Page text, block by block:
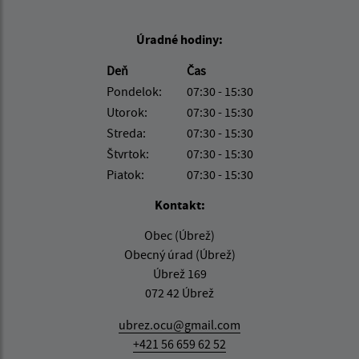
Úradné hodiny:
Deň
Čas
Pondelok:
07:30 - 15:30
Utorok:
07:30 - 15:30
Streda:
07:30 - 15:30
Štvrtok:
07:30 - 15:30
Piatok:
07:30 - 15:30
Kontakt:
Obec (Úbrež)
Obecný úrad (Úbrež)
Úbrež 169
072 42 Úbrež
ubrez.ocu@gmail.com
+421 56 659 62 52